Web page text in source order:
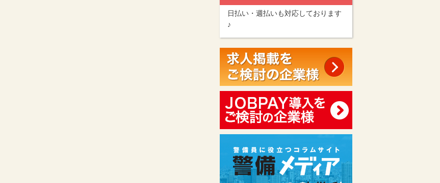
日払い・週払いも対応しております
♪